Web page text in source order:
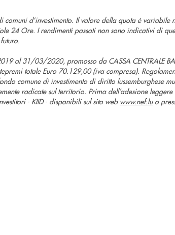
comuni d’investimento. Il valore della quota è variabile
24 Ore. I rendimenti passati non sono indicativi di
al 31/03/2020, promosso da CASSA CENTRALE
totale Euro 70.129,00 (iva compresa).
comune di investimento di diritto lussemburghese
radicate sul territorio. Prima dell’adesione
- KIID - disponibili sul sito web www.nef.luo